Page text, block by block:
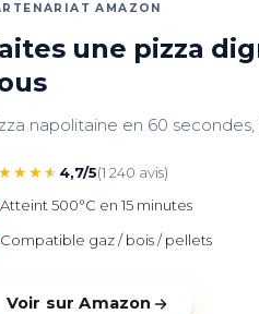
AMAZON
une pizza
napolitaine en 60
★★★★ 4,7/5(1 240 avis)
Atteint 500°C en 15 minutes
Compatible gaz / bois / pellets
Voir sur Amazon